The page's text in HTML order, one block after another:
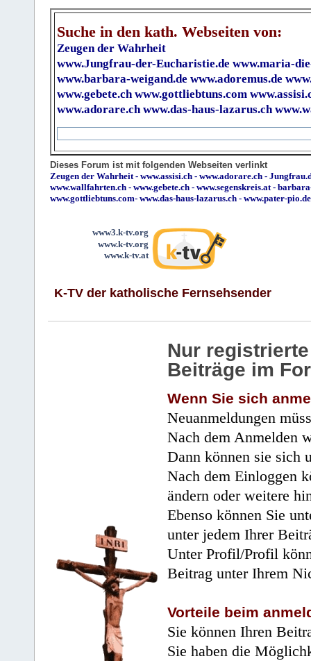
Suche in den kath. Webseiten von:
Zeugen der Wahrheit
www.Jungfrau-der-Eucharistie.de www.maria-
www.barbara-weigand.de www.adoremus.de
www.gebete.ch www.gottliebtuns.com
www.adorare.ch www.das-haus-lazarus.ch
Dieses Forum ist mit folgenden Webseiten verlinkt
Zeugen der Wahrheit- www.assisi.ch - www.adorare.ch -
www.wallfahrten.ch - www.gebete.ch - www.segenskreis.at-
www.gottliebtuns.com- www.das-haus-lazarus.ch - www.pater-pio.de
www3.k-tv.org
www.k-tv.org
www.k-tv.at
K-TV der katholische Fernsehsender
Nur
Beiträge im
Wenn Sie sich
Neuanmeldungen
Nach dem Anmelden
Dann können sie sich
Nach dem Einloggen
ändern oder weitere
Ebenso können Sie
unter jedem Ihrer
Unter Profil/Profil
Beitrag unter Ihrem
Vorteile beim
Sie können Ihren
Sie haben die